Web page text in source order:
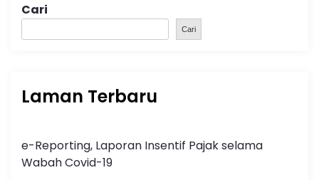
Cari
Cari
Laman Terbaru
e-Reporting, Laporan Insentif Pajak selama
Wabah Covid-19